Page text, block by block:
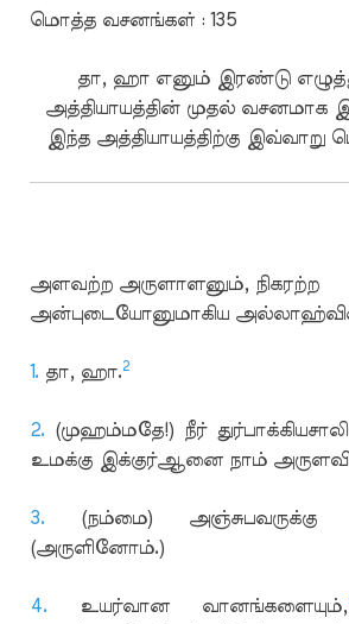
மொத்த வசனங்கள் : 135
தா, ஹா எனும் இரண்டு
அத்தியாயத்தின் முதல் வசனமாக
இந்த அத்தியாயத்திற்கு இவ்வாறு
அளவற்ற அருளாளனும், நிகரற்ற
அன்புடையோனுமாகிய
1. தா, ஹா.2
2. (முஹம்மதே!) நீர்
உமக்கு இக்குர்ஆனை நாம்
3. (நம்மை) அஞ்சுபவருக்கு
(அருளினோம்.)
4. உயர்வான வானங்களையும்,